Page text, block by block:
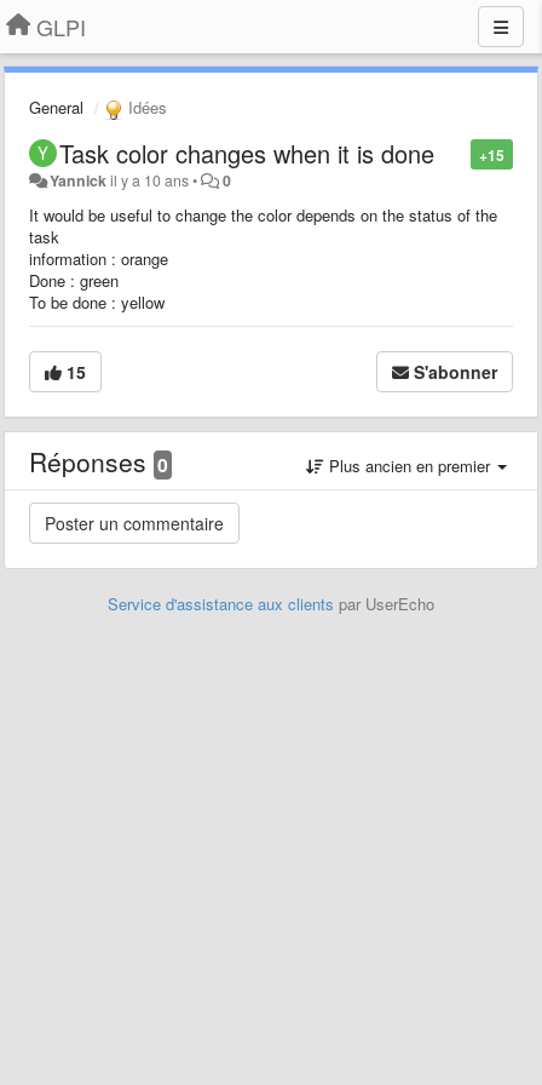
GLPI
General Idées
+15
Task color changes when it is done
Yannickil y a 10 ans• 0
It would be useful to change the color depends on the status of the
task
information : orange
Done : green
To be done : yellow
15 S'abonner
Réponses 0 Plus ancien en premier
Service d'assistance aux clients par UserEcho